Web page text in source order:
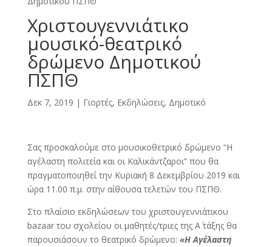
Χριστουγεννιάτικο
μουσικό-θεατρικό
δρώμενο Δημοτικού
ΠΣΠΘ
Δεκ 7, 2019 | Γιορτές, Εκδηλώσεις, Δημοτικό
Σας προσκαλούμε στο μουσικοθετρικό δρώμενο “Η
αγέλαστη πολιτεία και οι Καλικάντζαροι” που θα
πραγματοποιηθεί την Κυριακή 8 Δεκεμβρίου 2019 και
ώρα 11.00 π.μ. στην αίθουσα τελετών του ΠΣΠΘ.
Στο πλαίσιο εκδηλώσεων του χριστουγεννιάτικου
bazaarτου σχολείου οι μαθητές/τριες της Α΄ τάξης θα
παρουσιάσουν το θεατρικό δρώμενο: «Η Αγέλαστη